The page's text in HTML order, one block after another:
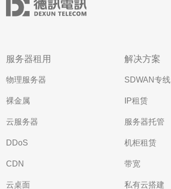
服务器租用
物理服务器
裸金属
云服务器
DDoS
CDN
云桌面
解决方案
SDWAN专线
IP租赁
服务器托管
机柜租赁
带宽
私有云搭建